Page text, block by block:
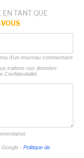
TANT QUE
d'un nouveau commentaire
traitons vos données
Confidentialité.
Google - Politique de